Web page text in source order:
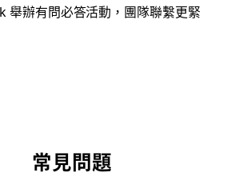
舉辦有問必答活動，團隊聯繫更緊
常見問題